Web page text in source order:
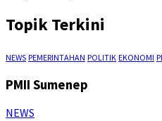
Topik Terkini
NEWS PEMERINTAHAN POLITIK EKONOMI
PMII Sumenep
NEWS